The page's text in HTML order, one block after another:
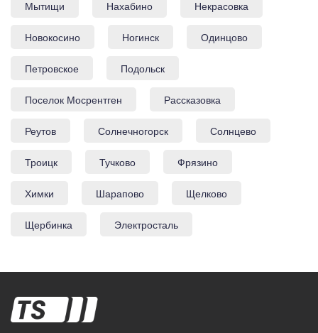
Мытищи Нахабино Некрасовка
Новокосино Ногинск Одинцово
Петровское Подольск
Поселок Мосрентген Рассказовка
Реутов Солнечногорск Солнцево
Троицк Тучково Фрязино
Химки Шарапово Щелково
Щербинка Электросталь